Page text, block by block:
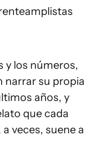
y los números,
narrar su propia
años, y
que cada
veces, suene a